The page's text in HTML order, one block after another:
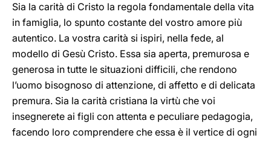
Sia la carità di Cristo la regola fondamentale della vita
in famiglia, lo spunto costante del vostro amore più
autentico. La vostra carità si ispiri, nella fede, al
modello di Gesù Cristo. Essa sia aperta, premurosa e
generosa in tutte le situazioni difficili, che rendono
l’uomo bisognoso di attenzione, di affetto e di delicata
premura. Sia la carità cristiana la virtù che voi
insegnerete ai figli con attenta e peculiare pedagogia,
facendo loro comprendere che essa è il vertice di ogni